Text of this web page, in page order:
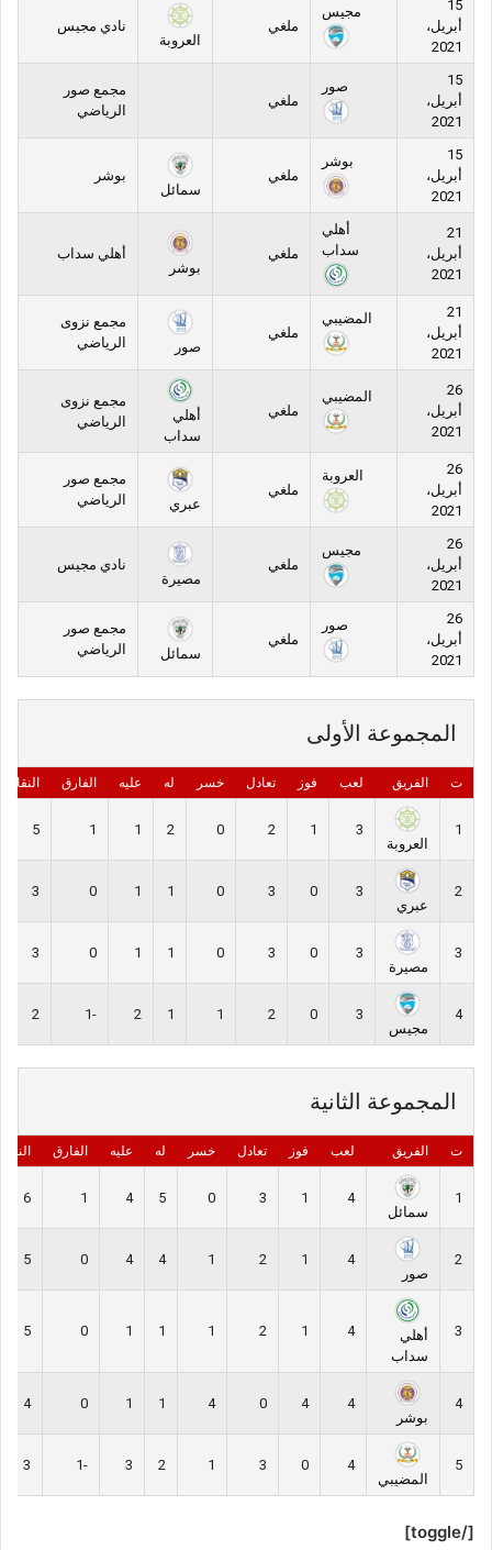
15
أبريل،
2021
مجيس
ملغي
العروبة
نادي مجيس
15
أبريل،
2021
صور
ملغي
مجمع صور
الرياضي
15
أبريل،
2021
بوشر
ملغي
سمائل
بوشر
21
أبريل،
2021
أهلي
سداب
ملغي
بوشر
أهلي سداب
21
أبريل،
2021
المضيبي
ملغي
صور
مجمع نزوى
الرياضي
26
أبريل،
2021
المضيبي
ملغي
أهلي
سداب
مجمع نزوى
الرياضي
26
أبريل،
2021
العروبة
ملغي
عبري
مجمع صور
الرياضي
26
أبريل،
2021
مجيس
ملغي
مصيرة
نادي مجيس
26
أبريل،
2021
صور
ملغي
سمائل
مجمع صور
الرياضي
المجموعة الأولى
ت الفريق لعب فوز تعادل خسر له عليه الفارق النقاط
1
العروبة
3
1
2
0
2
1
1
5
2
عبري
3
0
3
0
1
1
0
3
3
مصيرة
3
0
3
0
1
1
0
3
4
مجيس
3
0
2
1
1
2
-1
2
المجموعة الثانية
ت الفريق لعب فوز تعادل خسر له عليه الفارق
1
سمائل
4
1
3
0
5
4
1
6
2
صور
4
1
2
1
4
4
0
5
3
أهلي
سداب
4
1
2
1
1
1
0
5
4
بوشر
4
4
0
4
1
1
0
4
5
المضيبي
4
0
3
1
2
3
-1
3
[/toggle]